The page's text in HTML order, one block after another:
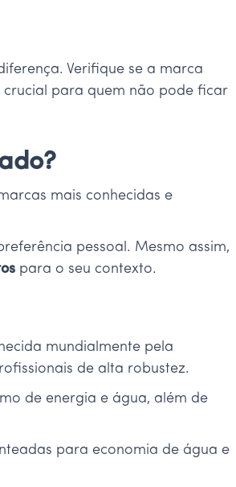
Verifique se a marca
para quem não pode ficar
mais conhecidas e
pessoal. Mesmo assim,
para o seu contexto.
mundialmente pela
de alta robustez.
de energia e água, além de
para economia de água e